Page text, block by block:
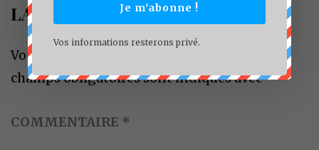
LAISSER UN COMMENTAIRE
Votre adresse e-mail ne sera pas publiée.
Les
champs obligatoires sont indiqués avec*
COMMENTAIRE *
Je m'abonne !
Vos informations resterons privé.